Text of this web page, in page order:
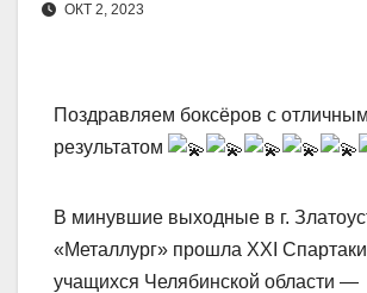
ОКТ 2, 2023
Поздравляем боксёров с отличным
результатом
В минувшие выходные в г.
«Металлург» прошла XXI
учащихся Челябинской области —